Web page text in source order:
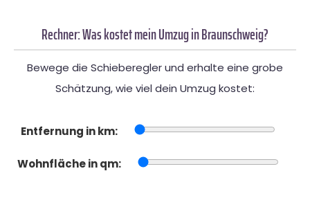
Rechner: Was kostet mein Umzug in Braunschweig?
Bewege die Schieberegler und erhalte eine grobe
Schätzung, wie viel dein Umzug kostet:
Entfernung in km:
Wohnfläche in qm: